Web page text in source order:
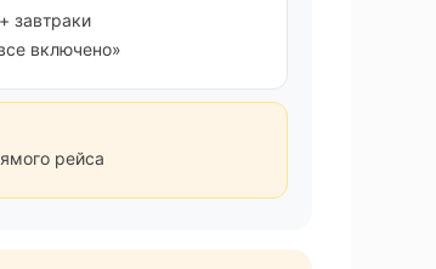
завтраки
включено»
рейса